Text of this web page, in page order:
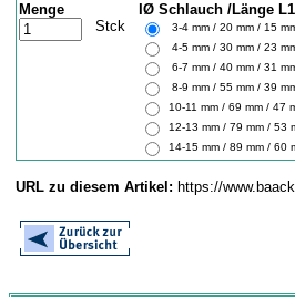
Menge
Stck
IØ Schlauch /Länge
3-4 mm / 20 mm / 15
4-5 mm / 30 mm / 23
6-7 mm / 40 mm / 31
8-9 mm / 55 mm / 39
10-11 mm / 69 mm / 47
12-13 mm / 79 mm / 53
14-15 mm / 89 mm / 60
URL zu diesem Artikel: https://